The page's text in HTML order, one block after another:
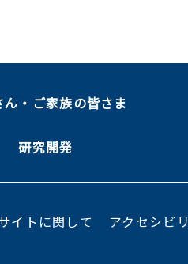
ん・ご家族の皆さま
研究開発
イトに関して アクセシビ